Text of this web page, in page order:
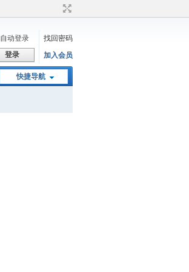
自动登录
找回密码
登录 加入会员
快捷导航